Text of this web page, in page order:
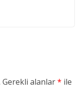
Gerekli alanlar* ile